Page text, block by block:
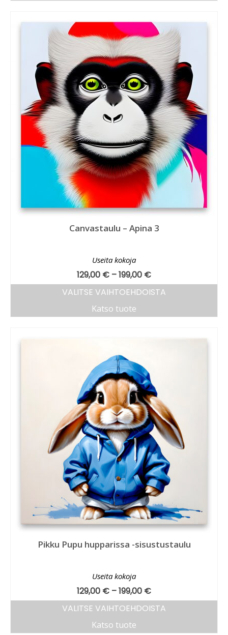
Canvastaulu – Apina 3
Useita kokoja
129,00 € –199,00 €
VALITSE VAIHTOEHDOISTA
Katso tuote
Pikku Pupu hupparissa -sisustustaulu
Useita kokoja
129,00 € –199,00 €
VALITSE VAIHTOEHDOISTA
Katso tuote